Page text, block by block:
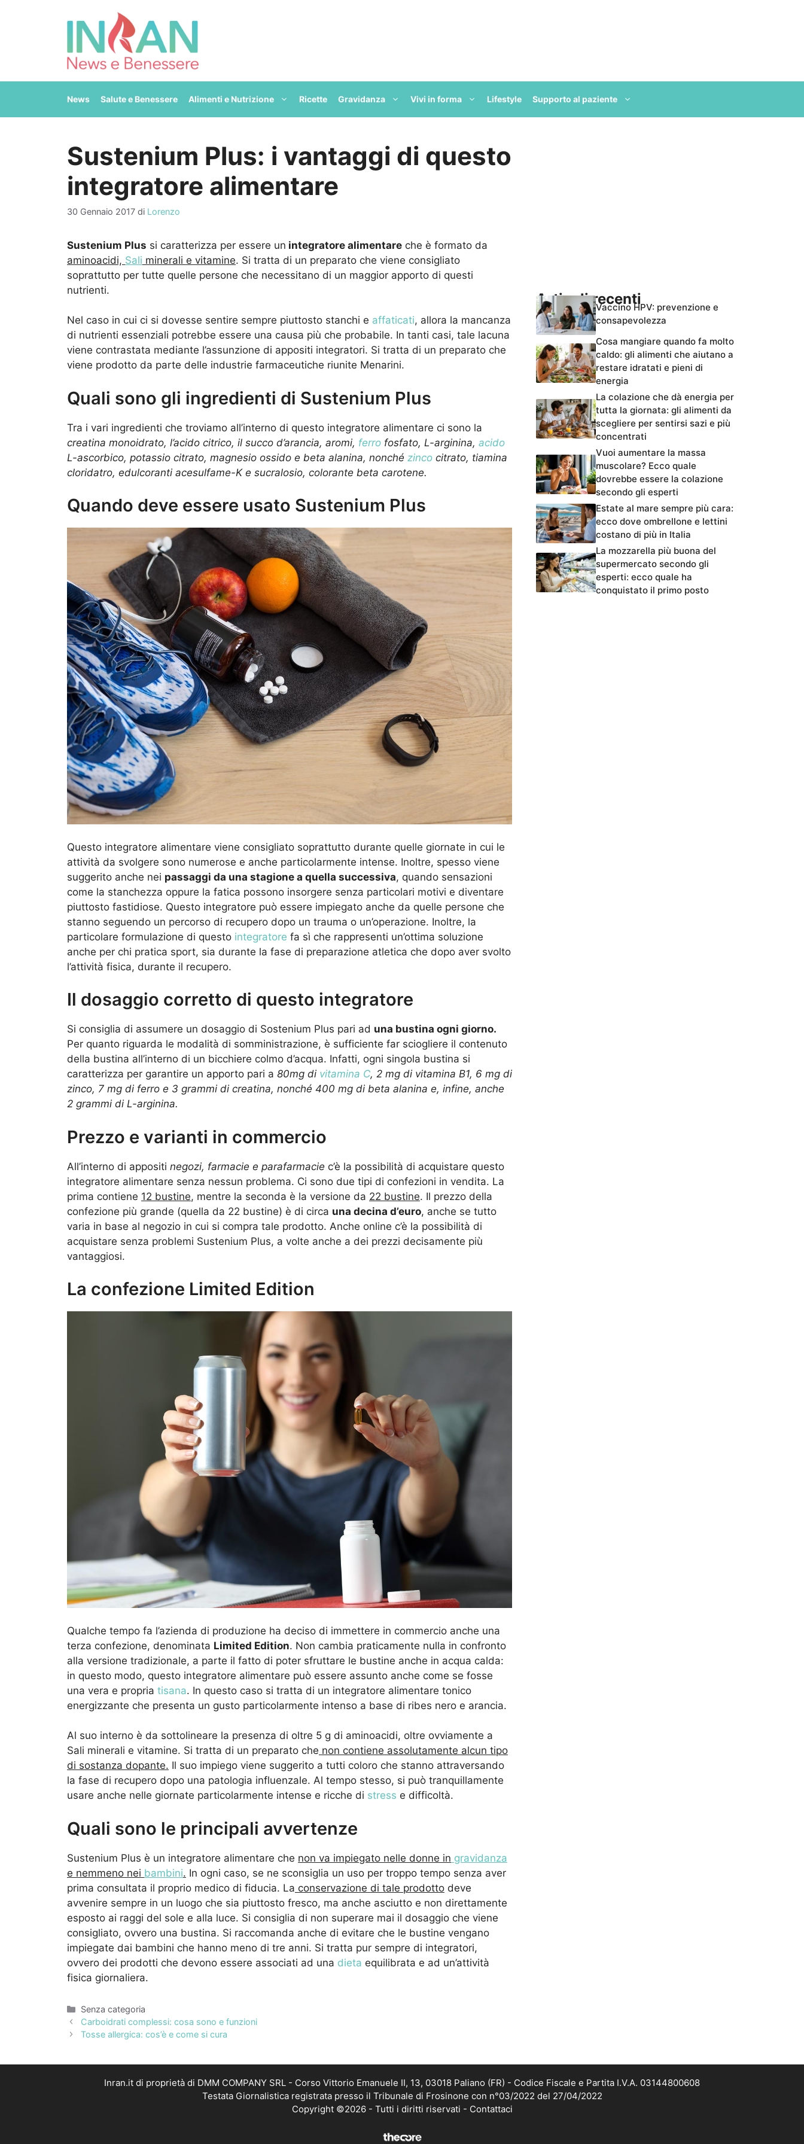
News Salute e Benessere Alimenti e Nutrizione Ricette Gravidanza Vivi in forma Lifestyle Supporto al paziente
Sustenium Plus: i vantaggi di questo
integratore alimentare
30 Gennaio 2017 di Lorenzo
Sustenium Plus si caratterizza per essere un integratore alimentare che è formato da
aminoacidi, Sali minerali e vitamine. Si tratta di un preparato che viene consigliato
soprattutto per tutte quelle persone che necessitano di un maggior apporto di questi
nutrienti.
Nel caso in cui ci si dovesse sentire sempre piuttosto stanchi e affaticati, allora la mancanza
di nutrienti essenziali potrebbe essere una causa più che probabile. In tanti casi, tale lacuna
viene contrastata mediante l’assunzione di appositi integratori. Si tratta di un preparato che
viene prodotto da parte delle industrie farmaceutiche riunite Menarini.
Quali sono gli ingredienti di Sustenium Plus
Tra i vari ingredienti che troviamo all’interno di questo integratore alimentare ci sono la
creatina monoidrato, l’acido citrico, il succo d’arancia, aromi, ferro fosfato, L-arginina, acido
L-ascorbico, potassio citrato, magnesio ossido e beta alanina, nonché zinco citrato, tiamina
cloridatro, edulcoranti acesulfame-K e sucralosio, colorante beta carotene.
Quando deve essere usato Sustenium Plus
Questo integratore alimentare viene consigliato soprattutto durante quelle giornate in cui le
attività da svolgere sono numerose e anche particolarmente intense. Inoltre, spesso viene
suggerito anche nei passaggi da una stagione a quella successiva, quando sensazioni
come la stanchezza oppure la fatica possono insorgere senza particolari motivi e diventare
piuttosto fastidiose. Questo integratore può essere impiegato anche da quelle persone che
stanno seguendo un percorso di recupero dopo un trauma o un’operazione. Inoltre, la
particolare formulazione di questo integratore fa sì che rappresenti un’ottima soluzione
anche per chi pratica sport, sia durante la fase di preparazione atletica che dopo aver svolto
l’attività fisica, durante il recupero.
Il dosaggio corretto di questo integratore
Si consiglia di assumere un dosaggio di Sostenium Plus pari ad una bustina ogni giorno.
Per quanto riguarda le modalità di somministrazione, è sufficiente far sciogliere il contenuto
della bustina all’interno di un bicchiere colmo d’acqua. Infatti, ogni singola bustina si
caratterizza per garantire un apporto pari a 80mg di vitamina C, 2 mg di vitamina B1, 6 mg di
zinco, 7 mg di ferro e 3 grammi di creatina, nonché 400 mg di beta alanina e, infine, anche
2 grammi di L-arginina.
Prezzo e varianti in commercio
All’interno di appositi negozi, farmacie e parafarmacie c’è la possibilità di acquistare questo
integratore alimentare senza nessun problema. Ci sono due tipi di confezioni in vendita. La
prima contiene 12 bustine, mentre la seconda è la versione da 22 bustine. Il prezzo della
confezione più grande (quella da 22 bustine) è di circa una decina d’euro, anche se tutto
varia in base al negozio in cui si compra tale prodotto. Anche online c’è la possibilità di
acquistare senza problemi Sustenium Plus, a volte anche a dei prezzi decisamente più
vantaggiosi.
La confezione Limited Edition
Qualche tempo fa l’azienda di produzione ha deciso di immettere in commercio anche una
terza confezione, denominata Limited Edition. Non cambia praticamente nulla in confronto
alla versione tradizionale, a parte il fatto di poter sfruttare le bustine anche in acqua calda:
in questo modo, questo integratore alimentare può essere assunto anche come se fosse
una vera e propria tisana. In questo caso si tratta di un integratore alimentare tonico
energizzante che presenta un gusto particolarmente intenso a base di ribes nero e arancia.
Al suo interno è da sottolineare la presenza di oltre 5 g di aminoacidi, oltre ovviamente a
Sali minerali e vitamine. Si tratta di un preparato che non contiene assolutamente alcun tipo
di sostanza dopante. Il suo impiego viene suggerito a tutti coloro che stanno attraversando
la fase di recupero dopo una patologia influenzale. Al tempo stesso, si può tranquillamente
usare anche nelle giornate particolarmente intense e ricche di stress e difficoltà.
Quali sono le principali avvertenze
Sustenium Plus è un integratore alimentare che non va impiegato nelle donne in gravidanza
e nemmeno nei bambini. In ogni caso, se ne sconsiglia un uso per troppo tempo senza aver
prima consultata il proprio medico di fiducia. La conservazione di tale prodotto deve
avvenire sempre in un luogo che sia piuttosto fresco, ma anche asciutto e non direttamente
esposto ai raggi del sole e alla luce. Si consiglia di non superare mai il dosaggio che viene
consigliato, ovvero una bustina. Si raccomanda anche di evitare che le bustine vengano
impiegate dai bambini che hanno meno di tre anni. Si tratta pur sempre di integratori,
ovvero dei prodotti che devono essere associati ad una dieta equilibrata e ad un’attività
fisica giornaliera.
Categorie
Senza categoria
Carboidrati complessi: cosa sono e funzioni
Tosse allergica: cos’è e come si cura
Articoli recentiVaccino HPV: prevenzione e
consapevolezza
Cosa mangiare quando fa molto
caldo: gli alimenti che aiutano a
restare idratati e pieni di
energia
La colazione che dà energia per
tutta la giornata: gli alimenti da
scegliere per sentirsi sazi e più
concentrati
Vuoi aumentare la massa
muscolare? Ecco quale
dovrebbe essere la colazione
secondo gli esperti
Estate al mare sempre più cara:
ecco dove ombrellone e lettini
costano di più in Italia
La mozzarella più buona del
supermercato secondo gli
esperti: ecco quale ha
conquistato il primo posto
Inran.it di proprietà di DMM COMPANY SRL - Corso Vittorio Emanuele II, 13, 03018 Paliano (FR) - Codice Fiscale e Partita I.V.A. 03144800608
Testata Giornalistica registrata presso il Tribunale di Frosinone con n°03/2022 del 27/04/2022
Copyright ©2026 - Tutti i diritti riservati - Contattaci